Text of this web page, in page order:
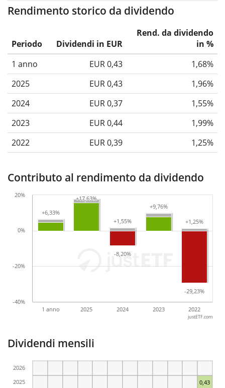
Rendimento storico da dividendo
Periodo Dividendi in EUR
Rend. da dividendo
in %
1 anno
EUR 0,43
1,68%
2025
EUR 0,43
1,96%
2024
EUR 0,37
1,55%
2023
EUR 0,44
1,99%
2022
EUR 0,39 1,25%
Contributo al rendimento da dividendo
-8,20%
-8,20%
-29,23%
-29,23%
+6,33%
+6,33%
+17,63%
+17,63%
+1,55%
+1,55%
+9,76%
+9,76%
+1,25%
+1,25%
1 anno 2025 2024 2023 2022
-40%
-20%
0%
20%
justETF.com
Dividendi mensili
0,43
2025
2026